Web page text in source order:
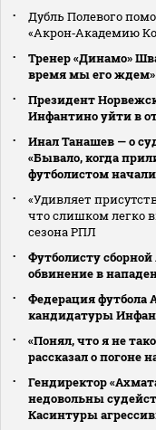
Дубль Полевого
«Акрон‑Академию
Тренер «Динамо»
время мы его ждем»
Президент
Инфантино уйти в
Инал Танашев — о
«Бывало, когда
футболистом
«Удивляет
что слишком легко
сезона РПЛ
Футболисту
обвинение в
Федерация футбола
кандидатуры
«Понял, что я не
рассказал о погоне
Гендиректор
недовольны
Касинтуры